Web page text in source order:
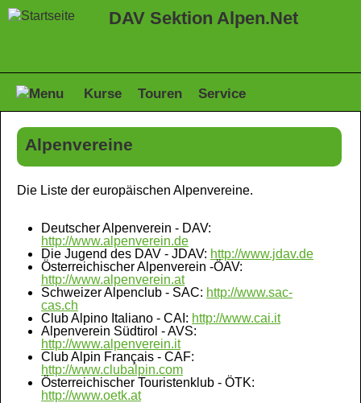
DAV Sektion Alpen.Net
Kurse Touren Service
Alpenvereine
Die Liste der europäischen Alpenvereine.
Deutscher Alpenverein - DAV:
http://www.alpenverein.de
Die Jugend des DAV - JDAV: http://www.jdav.de
Österreichischer Alpenverein -ÖAV:
http://www.alpenverein.at
Schweizer Alpenclub - SAC: http://www.sac-
cas.ch
Club Alpino Italiano - CAI: http://www.cai.it
Alpenverein Südtirol - AVS:
http://www.alpenverein.it
Club Alpin Français - CAF:
http://www.clubalpin.com
Österreichischer Touristenklub - ÖTK:
http://www.oetk.at